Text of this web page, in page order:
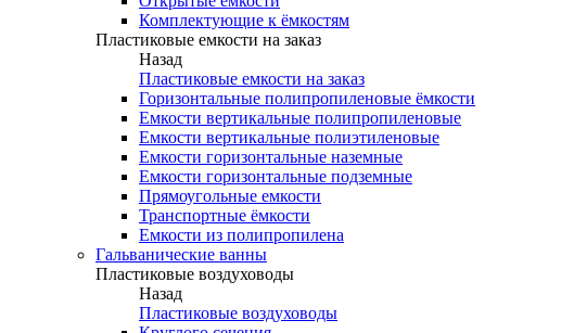
Комплектующие к ёмкостям
Пластиковые емкости на заказ
Назад
Пластиковые емкости на заказ
Горизонтальные полипропиленовые ёмкости
Емкости вертикальные полипропиленовые
Емкости вертикальные полиэтиленовые
Емкости горизонтальные наземные
Емкости горизонтальные подземные
Прямоугольные емкости
Транспортные ёмкости
Емкости из полипропилена
Гальванические ванны
Пластиковые воздуховоды
Назад
Пластиковые воздуховоды